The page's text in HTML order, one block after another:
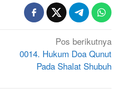
Pos berikutnya
0014. Hukum Doa Qunut
Pada Shalat Shubuh